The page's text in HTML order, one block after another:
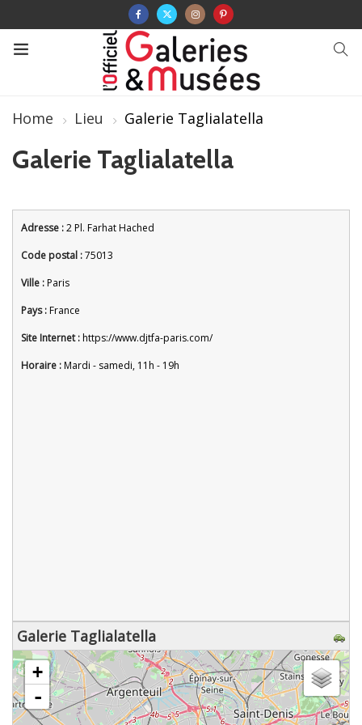
Home Lieu Galerie Taglialatella
Galerie Taglialatella
Adresse :2 Pl. Farhat Hached
Code postal :75013
Ville :Paris
Pays :France
Site Internet :https://www.djtfa-paris.com/
Horaire :Mardi - samedi, 11h - 19h
Galerie Taglialatella
chargement de la carte - veuillez patienter...
+
-